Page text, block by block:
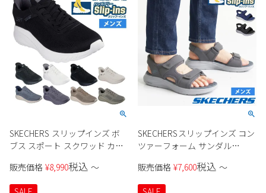
SKECHERS スリップインズ ボ
ブス スポート スクワッド カオ
メンズ
販売価格 ¥8,990税込 〜
SKECHERSスリップインズ コン
ツァーフォーム サンダル
販売価格 ¥7,600税込 〜